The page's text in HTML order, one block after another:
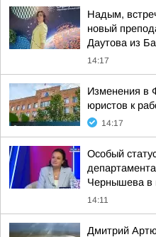
Надым,
новый
Даутова из
14:17
Изменения в
юристов к
14:17
Особый
Чернышева в
14:11
Дмитрий